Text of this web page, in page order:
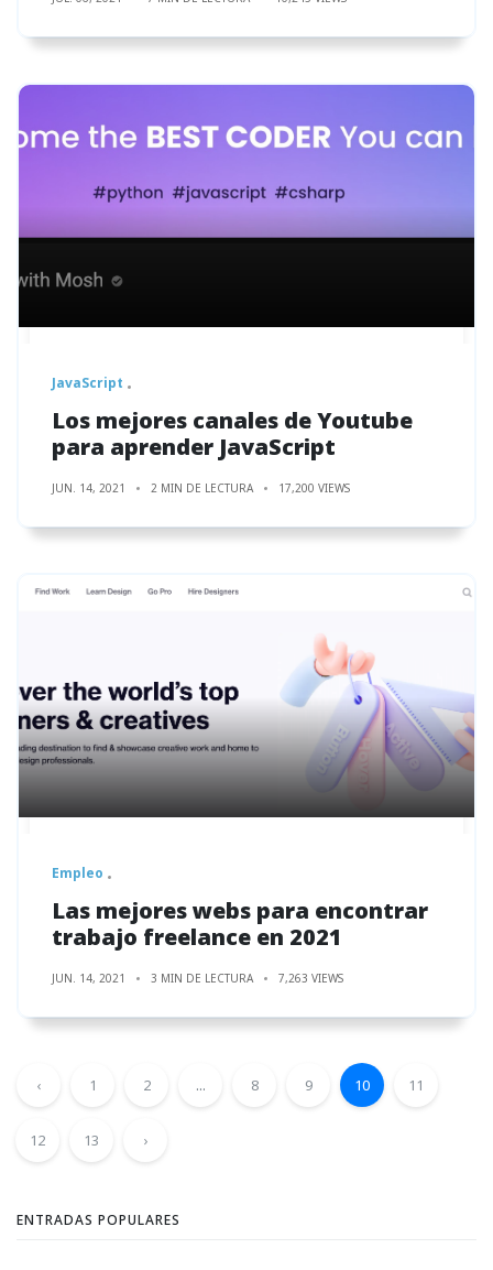
JavaScript
Los mejores canales de Youtube
para aprender JavaScript
JUN. 14, 2021 2 MIN DE LECTURA 17,200 VIEWS
Empleo
Las mejores webs para encontrar
trabajo freelance en 2021
JUN. 14, 2021 3 MIN DE LECTURA 7,263 VIEWS
‹ 1 2 ... 8 9 10 11
12 13 ›
ENTRADAS POPULARES